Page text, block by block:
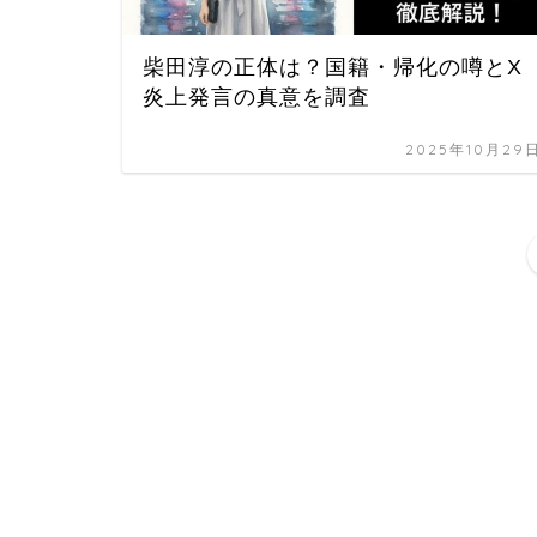
柴田淳の正体は？国籍・帰化の噂とX
炎上発言の真意を調査
2025年10月29日